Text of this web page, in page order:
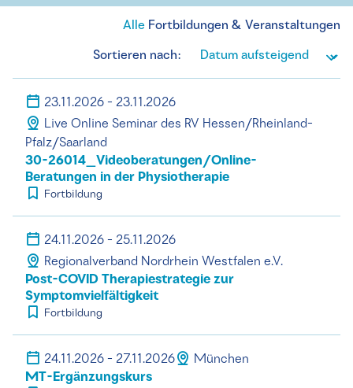
Alle Fortbildungen & Veranstaltungen
Sortieren nach:
23.11.2026 - 23.11.2026
Live Online Seminar des RV Hessen/Rheinland-
Pfalz/Saarland
30-26014_Videoberatungen/Online-
Beratungen in der Physiotherapie
Fortbildung
24.11.2026 - 25.11.2026
Regionalverband Nordrhein Westfalen e.V.
Post-COVID Therapiestrategie zur
Symptomvielfältigkeit
Fortbildung
24.11.2026 - 27.11.2026 München
MT-Ergänzungskurs